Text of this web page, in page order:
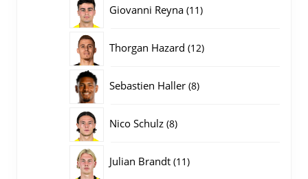
Giovanni Reyna 1111
Thorgan Hazard 1212
Sebastien Haller 88
Nico Schulz 88
Julian Brandt 1111